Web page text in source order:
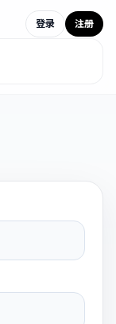
登录 注册